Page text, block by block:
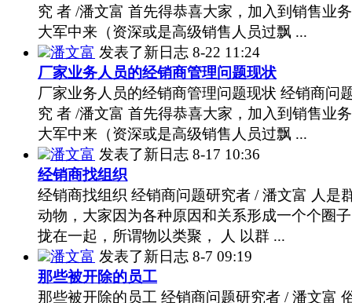
究 者 /潘文富 首先得恭喜大家，加入到销售业
大军中来（资深或是高级销售人员过飘 ...
潘文富 发表了新日志 8-22 11:24
厂家业务人员的经销商管理问题现状
厂家业务人员的经销商管理问题现状 经销商问
究 者 /潘文富 首先得恭喜大家，加入到销售业
大军中来（资深或是高级销售人员过飘 ...
潘文富 发表了新日志 8-17 10:36
经销商找组织
经销商找组织 经销商问题研究者 / 潘文富 人是
动物，大家因为各种原因和关系形成一个个圈
拢在一起，所谓物以类聚， 人 以群 ...
潘文富 发表了新日志 8-7 09:19
那些被开除的员工
那些被开除的员工 经销商问题研究者 / 潘文富